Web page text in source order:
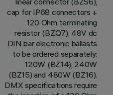
cap for IP68 connectors +
120 Ohm terminating
resistor (BZQ7), 48V dc
DIN bar electronic ballasts
to be ordered separately:
120W (BZ14), 240W
(BZ15) and 480W (BZ16).
DMX specifications require